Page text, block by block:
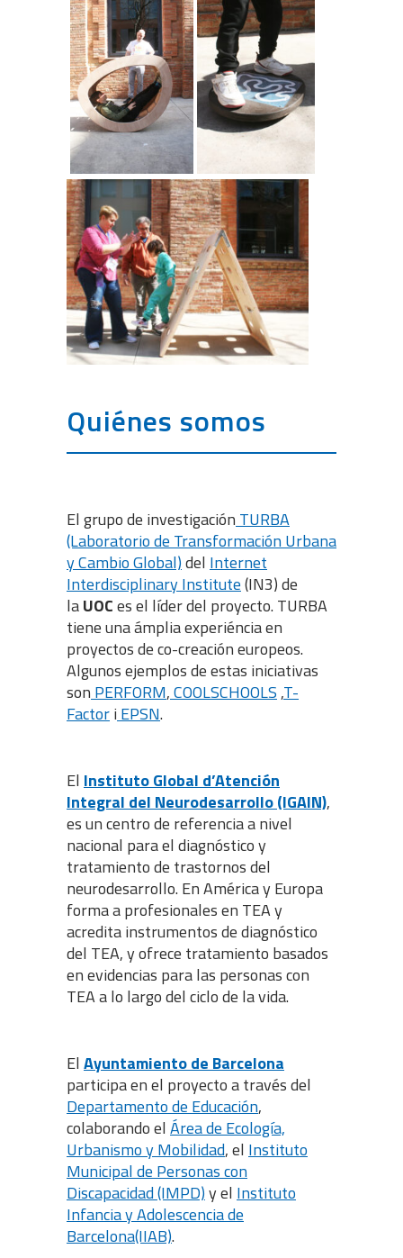
Quiénes somos
El grupo de investigación TURBA
(Laboratorio de Transformación Urbana
y Cambio Global)del Internet
Interdisciplinary Institute(IN3) de
laUOCes el líder del proyecto. TURBA
tiene una ámplia experiéncia en
proyectos de co-creación europeos.
Algunos ejemplos de estas iniciativas
son PERFORM,COOLSCHOOLS ,T-
Factori EPSN.
El Instituto Global d’Atención
Integral del Neurodesarrollo (IGAIN),
es un centro de referencia a nivel
nacional para el diagnóstico y
tratamiento de trastornos del
neurodesarrollo. En América y Europa
forma a profesionales en TEA y
acredita instrumentos de diagnóstico
del TEA, y ofrece tratamiento basados
en evidencias para las personas con
TEA a lo largo del ciclo de la vida.
El Ayuntamiento de Barcelona
participa en el proyecto a través del
Departamento de Educación,
colaborando el Área de Ecología,
Urbanismo y Mobilidad, el Instituto
Municipal de Personas con
Discapacidad (IMPD)y el Instituto
Infancia y Adolescencia de
Barcelona(IIAB).